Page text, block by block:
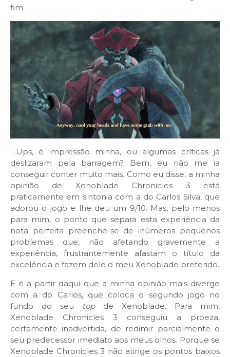
fim.
…Ups, é impressão minha, ou algumas críticas já
deslizaram pela barragem? Bem, eu não me ia
conseguir conter muito mais. Como eu disse, a minha
opinião de Xenoblade Chronicles 3 está
praticamente em sintonia com a do Carlos Silva, que
adorou o jogo e lhe deu um 9/10. Mas, pelo menos
para mim, o ponto que separa esta experiência da
nota perfeita preenche-se de inúmeros pequenos
problemas que, não afetando gravemente a
experiência, frustrantemente afastam o título da
excelência e fazem dele o meu Xenoblade preterido.
E é a partir daqui que a minha opinião mais diverge
com a do Carlos, que coloca o segundo jogo no
fundo do seu
top de Xenoblade. Para mim,
Xenoblade Chronicles 3 conseguiu a proeza,
certamente inadvertida, de redimir parcialmente o
seu predecessor imediato aos meus olhos. Porque se
Xenoblade Chronicles 3 não atinge os pontos baixos